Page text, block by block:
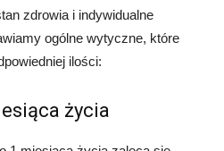
zdrowia i indywidualne
ogólne wytyczne, które
ilości:
życia